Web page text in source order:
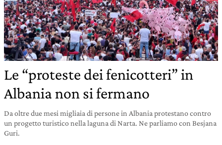
Le “proteste dei fenicotteri” in
Albania non si fermano
Da oltre due mesi migliaia di persone in Albania protestano contro
un progetto turistico nella laguna di Narta. Ne parliamo con Besjana
Guri.